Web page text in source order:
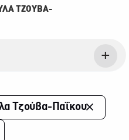
ΤΖΟΎΒΑ-
Τζούβα-Παΐκου